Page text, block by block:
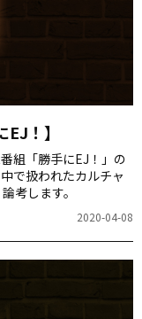
！】
組「勝手にEJ！」の
で扱われたカルチャ
考します。
2020-04-08